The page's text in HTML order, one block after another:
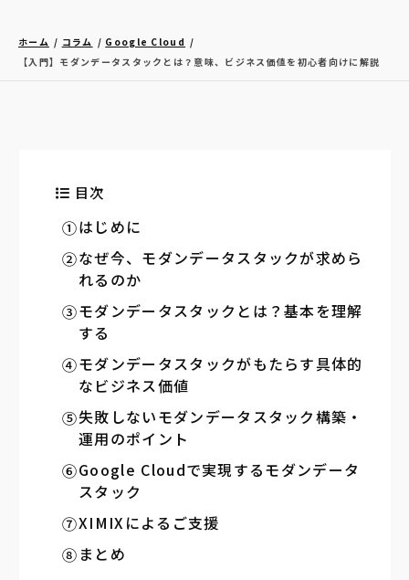
ホーム コラム
Google Cloud
【入門】モダンデータスタックとは？意味、ビジネス価値を初心者向けに解説
目次
はじめに
なぜ今、モダンデータスタックが求めら
れるのか
モダンデータスタックとは？基本を理解
する
モダンデータスタックがもたらす具体的
なビジネス価値
失敗しないモダンデータスタック構築・
運用のポイント
Google Cloudで実現するモダンデータ
スタック
XIMIXによるご支援
まとめ